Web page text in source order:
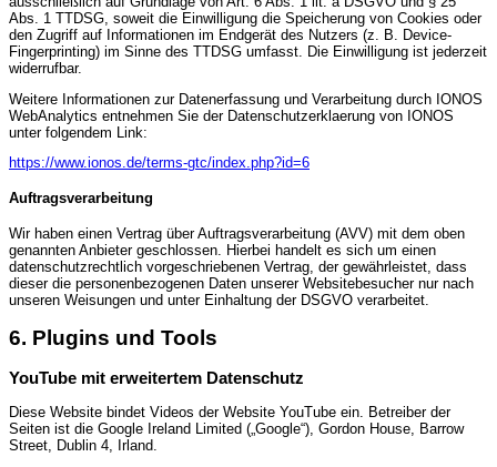
Abs. 1 TTDSG, soweit die Einwilligung die Speicherung von Cookies oder
den Zugriff auf Informationen im Endgerät des Nutzers (z. B. Device-
Fingerprinting) im Sinne des TTDSG umfasst. Die Einwilligung ist jederzeit
widerrufbar.
Weitere Informationen zur Datenerfassung und Verarbeitung durch IONOS
WebAnalytics entnehmen Sie der Datenschutzerklaerung von IONOS
unter folgendem Link:
https://www.ionos.de/terms-gtc/index.php?id=6
Auftragsverarbeitung
Wir haben einen Vertrag über Auftragsverarbeitung (AVV) mit dem oben
genannten Anbieter geschlossen. Hierbei handelt es sich um einen
datenschutzrechtlich vorgeschriebenen Vertrag, der gewährleistet, dass
dieser die personenbezogenen Daten unserer Websitebesucher nur nach
unseren Weisungen und unter Einhaltung der DSGVO verarbeitet.
6. Plugins und Tools
YouTube mit erweitertem Datenschutz
Diese Website bindet Videos der Website YouTube ein. Betreiber der
Seiten ist die Google Ireland Limited („Google“), Gordon House, Barrow
Street, Dublin 4, Irland.